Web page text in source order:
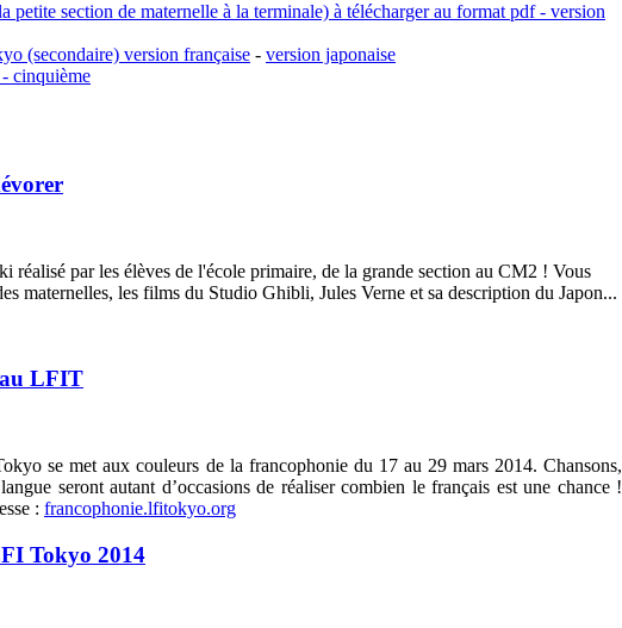
petite section de maternelle à la terminale) à télécharger au format pdf - version
(secondaire) version française - version japonaise
cinquième
réalisé par les élèves de l'école primaire, de la grande section au CM2 ! Vous
maternelles, les films du Studio Ghibli, Jules Verne et sa description du Japon...
au LFIT
se met aux couleurs de la francophonie du 17 au 29 mars 2014. Chansons,
seront autant d’occasions de réaliser combien le français est une chance !
: francophonie.lfitokyo.org
Tokyo 2014